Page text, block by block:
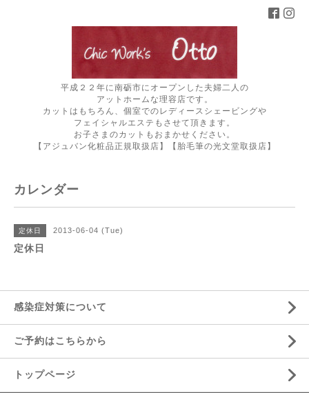
平成２２年に南砺市にオープンした夫婦二人の
アットホームな理容店です。
カットはもちろん、個室でのレディースシェービングや
フェイシャルエステもさせて頂きます。
お子さまのカットもおまかせください。
【アジュバン化粧品正規取扱店】【胎毛筆の光文堂取扱店】
カレンダー
定休日 2013-06-04 (Tue)
定休日
感染症対策について
ご予約はこちらから
トップページ